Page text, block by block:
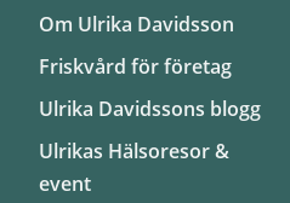
Om Ulrika Davidsson
Friskvård för företag
Ulrika Davidssons blogg
Ulrikas Hälsoresor &
event